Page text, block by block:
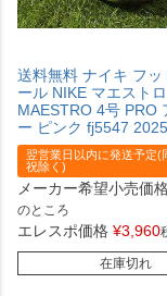
送料無料 ナイキ フッ
ール NIKE マエストロ
MAESTRO 4号 PRO
ー ピンク fj5547
翌営業日以内に発送予定(
祝除く)
メーカー希望小売価
のところ
エレスポ価格 ¥3,960
在庫切れ